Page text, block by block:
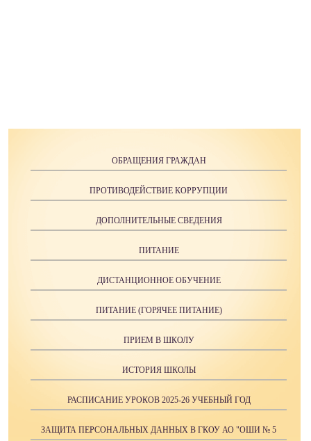
ОБРАЩЕНИЯ ГРАЖДАН
ПРОТИВОДЕЙСТВИЕ КОРРУПЦИИ
ДОПОЛНИТЕЛЬНЫЕ СВЕДЕНИЯ
ПИТАНИЕ
ДИСТАНЦИОННОЕ ОБУЧЕНИЕ
ПИТАНИЕ (ГОРЯЧЕЕ ПИТАНИЕ)
ПРИЕМ В ШКОЛУ
ИСТОРИЯ ШКОЛЫ
РАСПИСАНИЕ УРОКОВ 2025-26 УЧЕБНЫЙ ГОД
ЗАЩИТА ПЕРСОНАЛЬНЫХ ДАННЫХ В ГКОУ АО "ОШИ № 5